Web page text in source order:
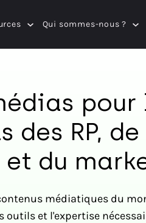
Qui sommes-nous ?
pour
des RP,
du
médiatiques du
outils et l'expertise